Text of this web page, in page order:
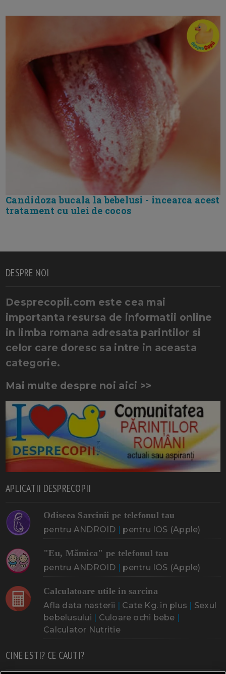
Candidoza bucala la bebelusi - incearca acest
tratament cu ulei de cocos
DESPRE NOI
Desprecopii.com este cea mai
importanta resursa de informatii online
in limba romana adresata parintilor si
celor care doresc sa intre in aceasta
categorie.
Mai multe despre noi aici >>
APLICATII DESPRECOPII
Odiseea Sarcinii pe telefonul tau
pentru ANDROID | pentru IOS (Apple)
"Eu, Mămica" pe telefonul tau
pentru ANDROID | pentru IOS (Apple)
Calculatoare utile in sarcina
Afla data nasterii | Cate Kg. in plus | Sexul
bebelusului | Culoare ochi bebe |
Calculator Nutritie
CINE ESTI? CE CAUTI?